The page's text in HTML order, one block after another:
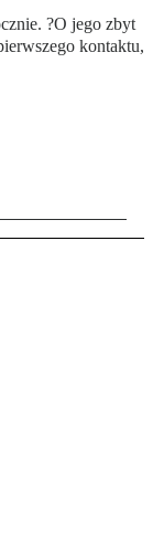
?O jego zbyt
kontaktu,